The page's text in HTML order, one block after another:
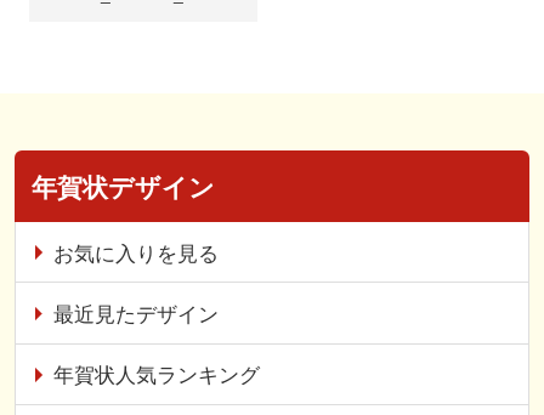
年賀状デザイン
お気に入りを見る
最近見たデザイン
年賀状人気ランキング